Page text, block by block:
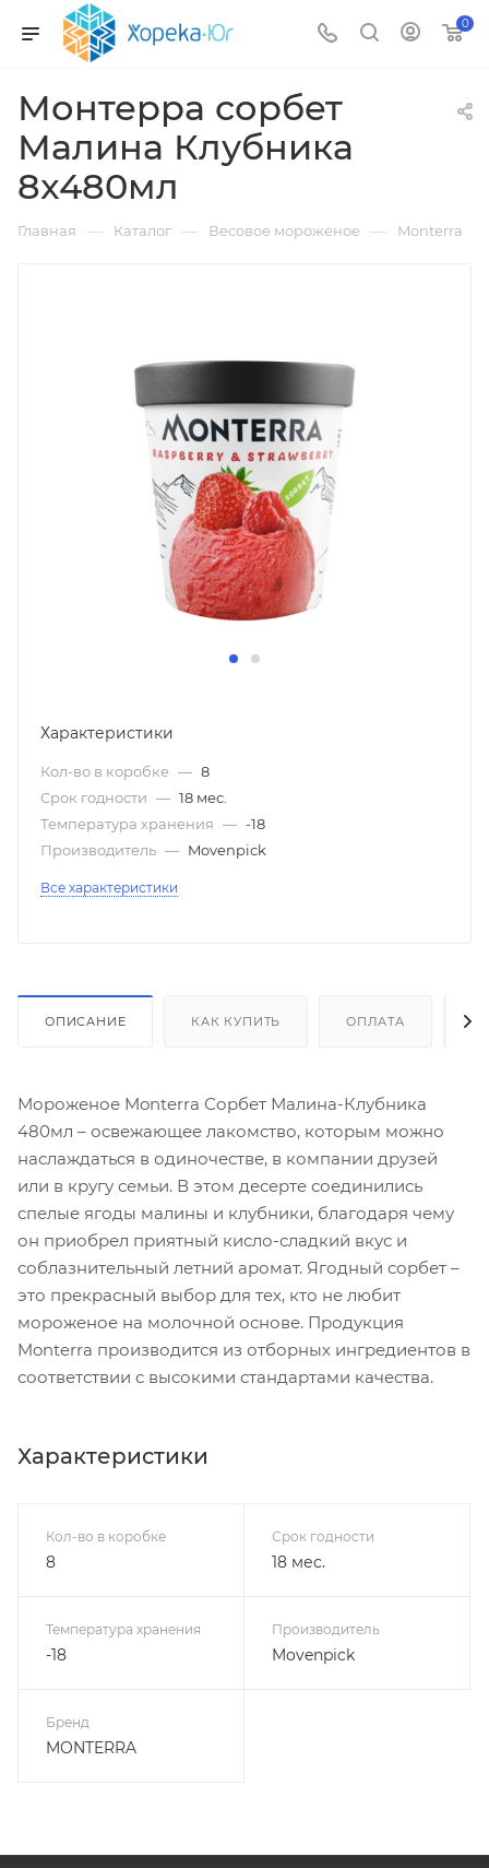
0
Монтерра сорбет
Малина Клубника
8x480мл
Главная — Каталог — Весовое мороженое — Monterra
Характеристики
Кол-во в коробке — 8
Срок годности — 18 мес.
Температура хранения — -18
Производитель — Movenpick
Все характеристики
ОПИСАНИЕ КАК КУПИТЬ ОПЛАТА
Мороженое Monterra Сорбет Малина-Клубника
480мл – освежающее лакомство, которым можно
наслаждаться в одиночестве, в компании друзей
или в кругу семьи. В этом десерте соединились
спелые ягоды малины и клубники, благодаря чему
он приобрел приятный кисло-сладкий вкус и
соблазнительный летний аромат. Ягодный сорбет –
это прекрасный выбор для тех, кто не любит
мороженое на молочной основе. Продукция
Monterra производится из отборных ингредиентов в
соответствии с высокими стандартами качества.
Характеристики
Кол-во в коробке
8
Срок годности
18 мес.
Температура хранения
-18
Производитель
Movenpick
Бренд
MONTERRA